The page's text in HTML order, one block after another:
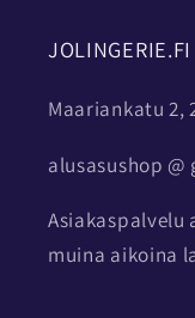
JOLINGERIE.FI
Maariankatu 2,
alusasushop @
muina aikoina